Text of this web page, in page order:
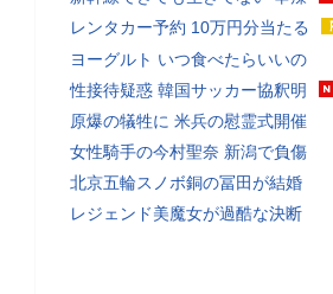
レンタカー予約 10万円分当たる
ヨーグルト いつ食べたらいいの
性接待疑惑 韓国サッカー協釈明
原爆の犠牲に 米兵の慰霊式開催
女性騎手の今村聖奈 新潟で負傷
北京五輪スノボ銅の冨田が結婚
レジェンド美魔女が過酷な決断